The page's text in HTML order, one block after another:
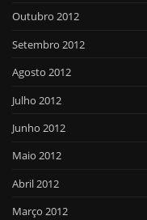
Outubro 2012
Setembro 2012
Agosto 2012
Julho 2012
Junho 2012
Maio 2012
Abril 2012
Março 2012